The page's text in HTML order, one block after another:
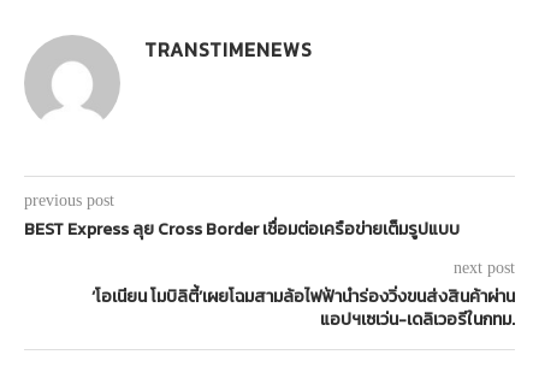
TRANSTIMENEWS
previous post
BEST Express ลุย Cross Border เชื่อมต่อเครือข่ายเต็มรูปแบบ
next post
‘โอเนียน โมบิลิตี้’เผยโฉมสามล้อไฟฟ้านำร่องวิ่งขนส่งสินค้าผ่าน
แอปฯเซเว่น-เดลิเวอรีในกทม.